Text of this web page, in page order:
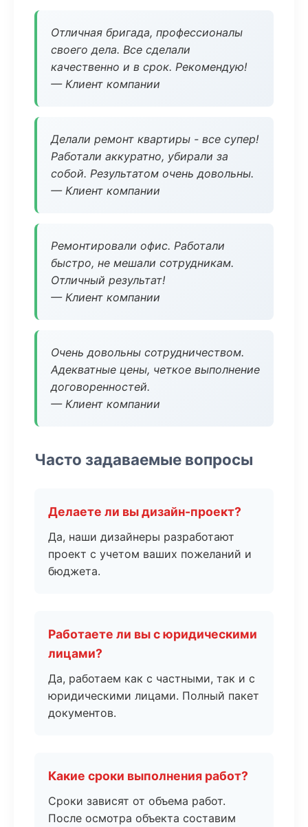
Отличная бригада, профессионалы
своего дела. Все сделали
качественно и в срок. Рекомендую!
— Клиент компании
Делали ремонт квартиры - все супер!
Работали аккуратно, убирали за
собой. Результатом очень довольны.
— Клиент компании
Ремонтировали офис. Работали
быстро, не мешали сотрудникам.
Отличный результат!
— Клиент компании
Очень довольны сотрудничеством.
Адекватные цены, четкое выполнение
договоренностей.
— Клиент компании
Часто задаваемые вопросы
Делаете ли вы дизайн-проект?
Да, наши дизайнеры разработают
проект с учетом ваших пожеланий и
бюджета.
Работаете ли вы с юридическими
лицами?
Да, работаем как с частными, так и с
юридическими лицами. Полный пакет
документов.
Какие сроки выполнения работ?
Сроки зависят от объема работ.
После осмотра объекта составим